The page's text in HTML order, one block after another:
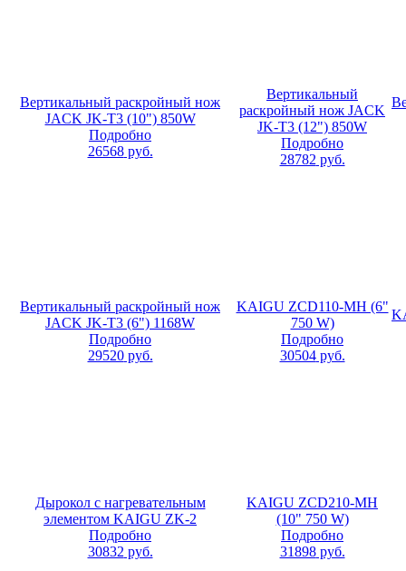
Вертикальный раскройный нож
JACK JK-T3 (10") 850W
Подробно
26568руб.
Вертикальный
раскройный нож JACK
JK-T3 (12") 850W
Подробно
28782 руб.
Вертикальный раскройный нож
JACK JK-T3 (6") 1168W
Подробно
29520руб.
KAIGU ZCD110-MH (6"
750 W)
Подробно
30504руб.
Дырокол с нагревательным
элементом KAIGU ZK-2
Подробно
30832 руб.
KAIGU ZCD210-MH
(10" 750 W)
Подробно
31898руб.